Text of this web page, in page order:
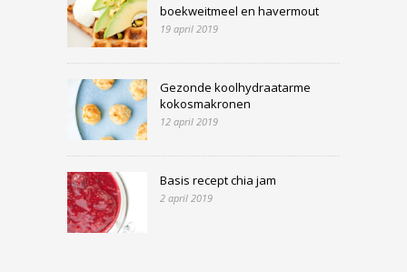
boekweitmeel en havermout
19 april 2019
Gezonde koolhydraatarme
kokosmakronen
12 april 2019
Basis recept chia jam
2 april 2019